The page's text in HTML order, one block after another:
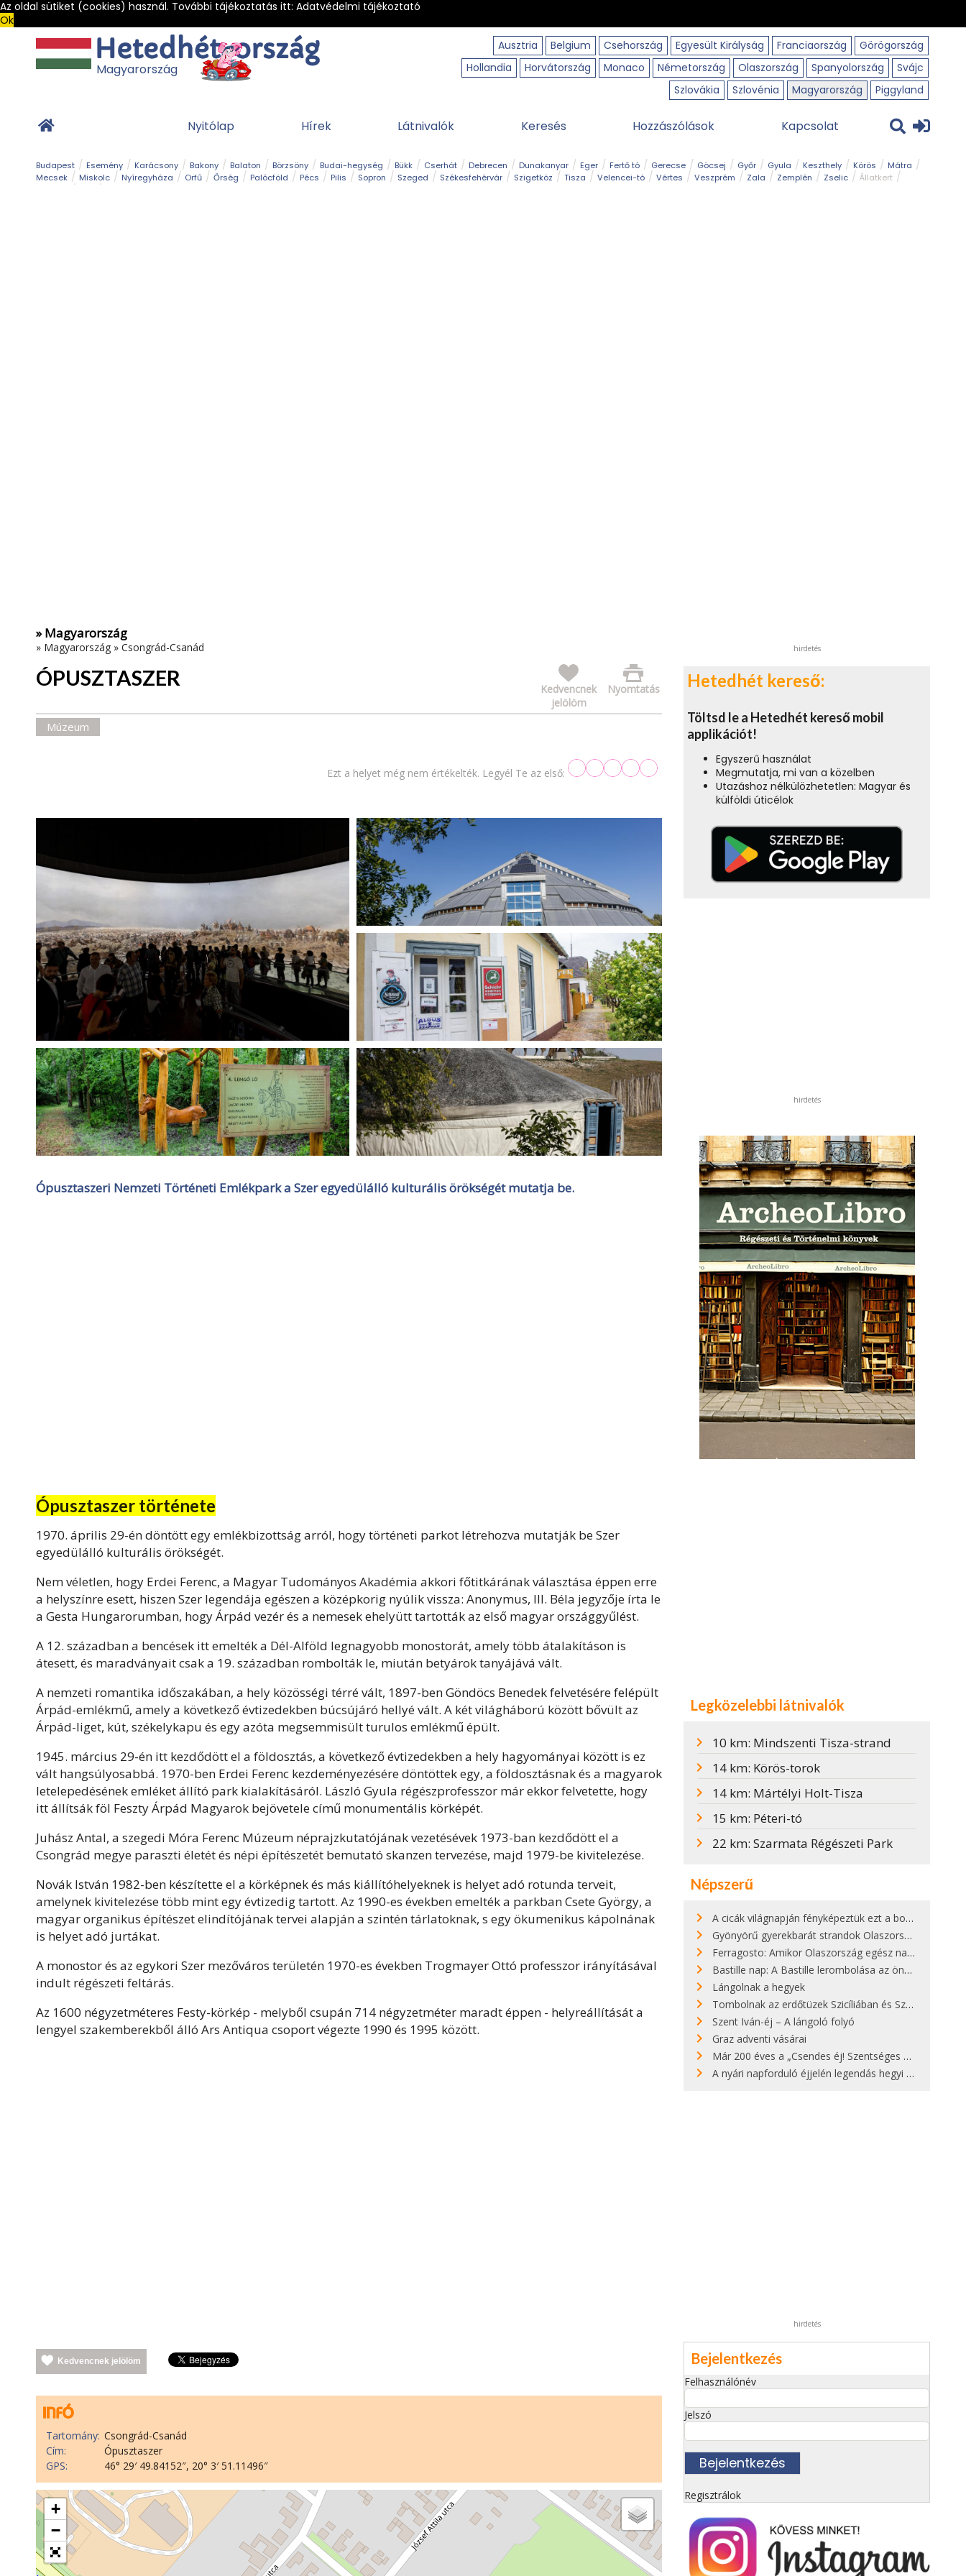
Az oldal sütiket (cookies) használ. További tájékoztatás itt: Adatvédelmi tájékoztató
Ok
Ausztria
Belgium Csehország Egyesült Királyság Franciaország
Görögország
Hollandia
Horvátország Monaco Németország Olaszország Spanyolország
Svájc
Szlovákia
Szlovénia Magyarország Piggyland
Magyarország
Nyitólap Hírek Látnivalók Keresés Hozzászólások Kapcsolat
Budapest Esemény Karácsony Bakony Balaton Börzsöny Budai-hegység Bükk Cserhát Debrecen Dunakanyar Eger Fertő tó Gerecse Göcsej Győr Gyula Keszthely Körös
Mátra
Mecsek
Miskolc Nyíregyháza Orfű Őrség Palócföld Pécs Pilis Sopron Szeged Székesfehérvár Szigetköz Tisza Velencei-tó Vértes Veszprém Zala Zemplén Zselic
Állatkert
» Magyarország
» Magyarország » Csongrád-Csanád
ÓPUSZTASZER Nyomtatás
Kedvencnek
jelölöm
Múzeum
Ezt a helyet még nem értékelték. Legyél Te az első:
Ópusztaszeri Nemzeti Történeti Emlékpark a Szer egyedülálló kulturális örökségét mutatja be.
Ópusztaszer története
1970. április 29-én döntött egy emlékbizottság arról, hogy történeti parkot létrehozva mutatják be Szer
egyedülálló kulturális örökségét.
Nem véletlen, hogy Erdei Ferenc, a Magyar Tudományos Akadémia akkori főtitkárának választása éppen erre
a helyszínre esett, hiszen Szer legendája egészen a középkorig nyúlik vissza: Anonymus, III. Béla jegyzője írta le
a Gesta Hungarorumban, hogy Árpád vezér és a nemesek ehelyütt tartották az első magyar országgyűlést.
A 12. században a bencések itt emelték a Dél-Alföld legnagyobb monostorát, amely több átalakításon is
átesett, és maradványait csak a 19. században rombolták le, miután betyárok tanyájává vált.
A nemzeti romantika időszakában, a hely közösségi térré vált, 1897-ben Göndöcs Benedek felvetésére felépült
Árpád-emlékmű, amely a következő évtizedekben búcsújáró hellyé vált. A két világháború között bővült az
Árpád-liget, kút, székelykapu és egy azóta megsemmisült turulos emlékmű épült.
1945. március 29-én itt kezdődött el a földosztás, a következő évtizedekben a hely hagyományai között is ez
vált hangsúlyosabbá. 1970-ben Erdei Ferenc kezdeményezésére döntöttek egy, a földosztásnak és a magyarok
letelepedésének emléket állító park kialakításáról. László Gyula régészprofesszor már ekkor felvetette, hogy
itt állítsák föl Feszty Árpád Magyarok bejövetele című monumentális körképét.
Juhász Antal, a szegedi Móra Ferenc Múzeum néprajzkutatójának vezetésévek 1973-ban kezdődött el a
Csongrád megye paraszti életét és népi építészetét bemutató skanzen tervezése, majd 1979-be kivitelezése.
Novák István 1982-ben készítette el a körképnek és más kiállítóhelyeknek is helyet adó rotunda terveit,
amelynek kivitelezése több mint egy évtizedig tartott. Az 1990-es években emelték a parkban Csete György, a
magyar organikus építészet elindítójának tervei alapján a szintén tárlatoknak, s egy ökumenikus kápolnának
is helyet adó jurtákat.
A monostor és az egykori Szer mezőváros területén 1970-es években Trogmayer Ottó professzor irányításával
indult régészeti feltárás.
Az 1600 négyzetméteres Festy-körkép - melyből csupán 714 négyzetméter maradt éppen - helyreállítását a
lengyel szakemberekből álló Ars Antiqua csoport végezte 1990 és 1995 között.
Kedvencnek jelölöm
Tartomány: Csongrád-Csanád
Cím:
Ópusztaszer
GPS:
46° 29′ 49.84152″, 20° 3′ 51.11496″
+
−
hirdetés
Hetedhét kereső:
Töltsd le a Hetedhét kereső mobil
applikációt!
Egyszerű használat
Megmutatja, mi van a közelben
Utazáshoz nélkülözhetetlen: Magyar és
külföldi úticélok
hirdetés
Legközelebbi látnivalók
10 km: Mindszenti Tisza-strand
14 km: Körös-torok
14 km: Mártélyi Holt-Tisza
15 km: Péteri-tó
22 km: Szarmata Régészeti Park
Népszerű
A cicák világnapján fényképeztük ezt a bokor alatt hűsölő cicát Kisorosziban
Gyönyörű gyerekbarát strandok Olaszországban - megmutatjuk a 15 legjobbat
Ferragosto: Amikor Olaszország egész nap nyaral
Bastille nap: A Bastille lerombolása az önkényuralom végét jelentette
Lángolnak a hegyek
Tombolnak az erdőtüzek Szicíliában és Szardínián
Szent Iván-éj – A lángoló folyó
Graz adventi vásárai
Már 200 éves a „Csendes éj! Szentséges éj!”
A nyári napforduló éjjelén legendás hegyi tüzek világítják meg Zugspitzét
hirdetés
Bejelentkezés
Felhasználónév
Jelszó
Regisztrálok